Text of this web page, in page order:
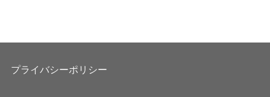
プライバシーポリシー